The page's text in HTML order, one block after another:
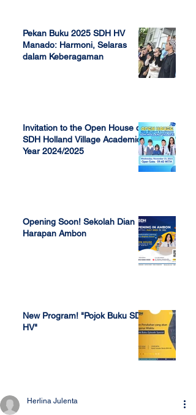
Pekan Buku 2025 SDH HV
Manado: Harmoni, Selaras
dalam Keberagaman
Invitation to the Open House of
SDH Holland Village Academic
Year 2024/2025
Opening Soon! Sekolah Dian
Harapan Ambon
New Program! "Pojok Buku SDH
HV"
Herlina Julenta